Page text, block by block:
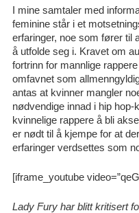
I mine samtaler med
feminine står i et
erfaringer, noe som fører til
å utfolde seg i. Kravet om
fortrinn for mannlige
omfavnet som
antas at kvinner mangler
nødvendige innad i hip
kvinnelige rappere å bli
er nødt til å kjempe for at
erfaringer verdsettes som
[iframe_youtube
Lady Fury har blitt kritisert